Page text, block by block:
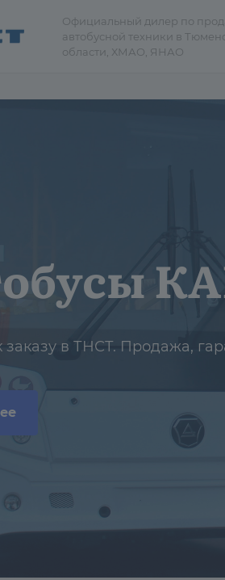
Официальный дилер по
автобусной техники в
области, ХМАО, ЯНАО
заказу в ТНСТ. Продажа,